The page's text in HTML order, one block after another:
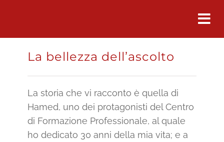
La bellezza dell’ascolto
La storia che vi racconto è quella di
Hamed, uno dei protagonisti del Centro
di Formazione Professionale, al quale
ho dedicato 30 anni della mia vita; e a